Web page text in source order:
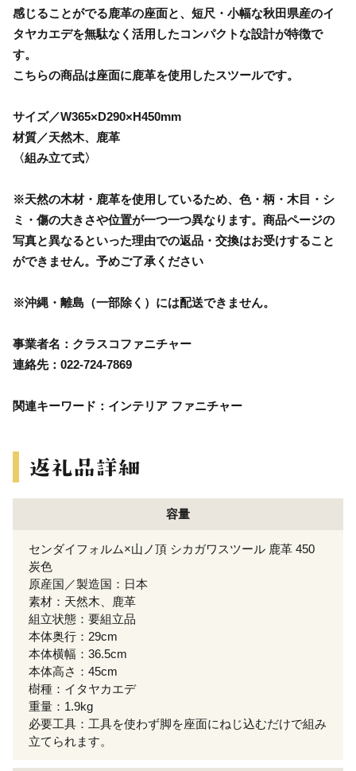
感じることがでる鹿革の座面と、短尺・小幅な秋田県産のイ
タヤカエデを無駄なく活用したコンパクトな設計が特徴で
す。
こちらの商品は座面に鹿革を使用したスツールです。
サイズ／W365×D290×H450mm
材質／天然木、鹿革
〈組み立て式〉
※天然の木材・鹿革を使用しているため、色・柄・木目・シ
ミ・傷の大きさや位置が一つ一つ異なります。商品ページの
写真と異なるといった理由での返品・交換はお受けすること
ができません。予めご了承ください
※沖縄・離島（一部除く）には配送できません。
事業者名：クラスコファニチャー
連絡先：022-724-7869
関連キーワード：インテリア ファニチャー
容量
センダイフォルム×山ノ頂 シカガワスツール 鹿革 450
炭色
原産国／製造国：日本
素材：天然木、鹿革
組立状態：要組立品
本体奥行：29cm
本体横幅：36.5cm
本体高さ：45cm
樹種：イタヤカエデ
重量：1.9kg
必要工具：工具を使わず脚を座面にねじ込むだけで組み
立てられます。